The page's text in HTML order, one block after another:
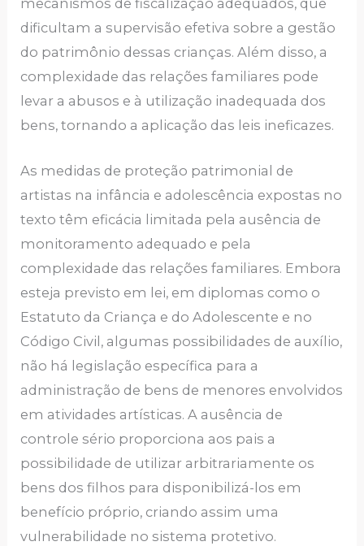
mecanismos de fiscalização adequados, que
dificultam a supervisão efetiva sobre a gestão
do patrimônio dessas crianças. Além disso, a
complexidade das relações familiares pode
levar a abusos e à utilização inadequada dos
bens, tornando a aplicação das leis ineficazes.
As medidas de proteção patrimonial de
artistas na infância e adolescência expostas no
texto têm eficácia limitada pela ausência de
monitoramento adequado e pela
complexidade das relações familiares. Embora
esteja previsto em lei, em diplomas como o
Estatuto da Criança e do Adolescente e no
Código Civil, algumas possibilidades de auxílio,
não há legislação específica para a
administração de bens de menores envolvidos
em atividades artísticas. A ausência de
controle sério proporciona aos pais a
possibilidade de utilizar arbitrariamente os
bens dos filhos para disponibilizá-los em
benefício próprio, criando assim uma
vulnerabilidade no sistema protetivo.